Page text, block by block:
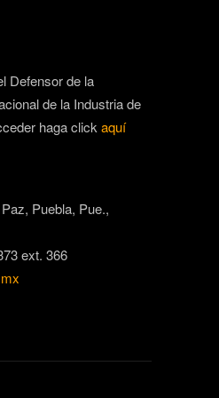
Defensor de la
de la Industria de
haga clickaquí
Puebla, Pue.,
ext. 366